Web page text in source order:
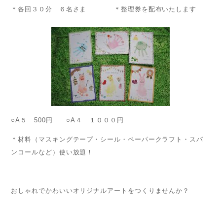
＊各回３０分 ６名さま ＊整理券を配布いたします
○A５ 500円 ○A４ １０００円
＊材料（マスキングテープ・シール・ペーパークラフト・スパ
ンコールなど）使い放題！
おしゃれでかわいいオリジナルアートをつくりませんか？